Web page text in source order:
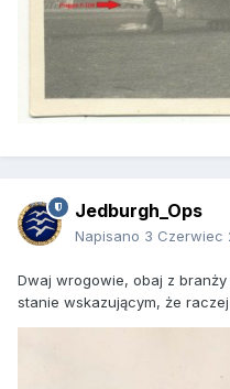
Jedburgh_Ops
Napisano 3 Czerwiec
Dwaj wrogowie, obaj z
stanie wskazującym, że